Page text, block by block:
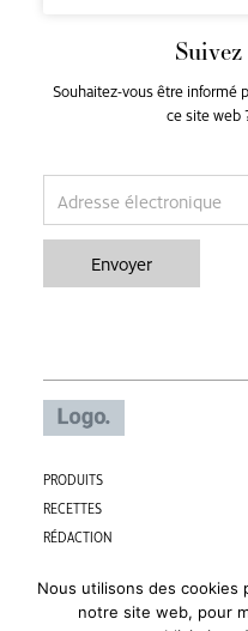
Souhaitez-vous être informé
ce site web
Envoyer
PRODUITS
RECETTES
RÉDACTION
PARTNERS
Nous utilisons des cookies
notre site web, pour